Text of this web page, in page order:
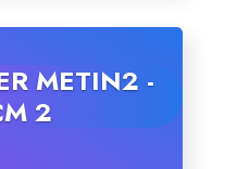
METIN2 -
2